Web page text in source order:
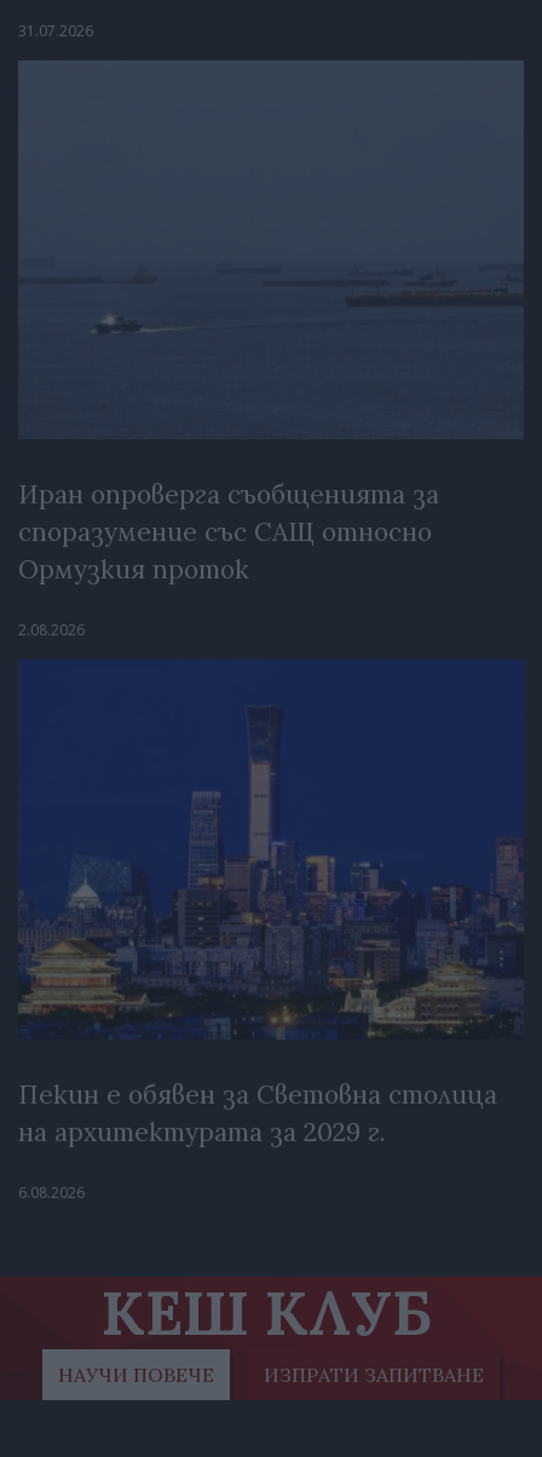
31.07.2026
Иран опроверга съобщенията за
споразумение със САЩ относно
Ормузкия проток
2.08.2026
Пекин е обявен за Световна столица
на архитектурата за 2029 г.
6.08.2026
КЕШ КЛУБ
НАУЧИ ПОВЕЧЕ ИЗПРАТИ ЗАПИТВАНЕ